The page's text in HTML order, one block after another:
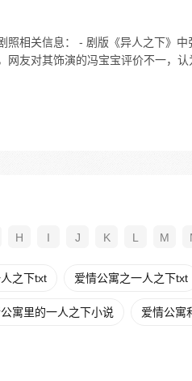
照相关信息： - 剧版《异人之下》
友对其饰演的冯宝宝评价不一，认
H I J K L M
之下txt 爱情公寓之一人之下txt
寓里的一人之下小说 爱情公寓